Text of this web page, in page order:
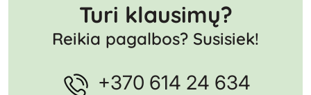
Turi klausimų?
Reikia pagalbos? Susisiek!
+370 614 24 634